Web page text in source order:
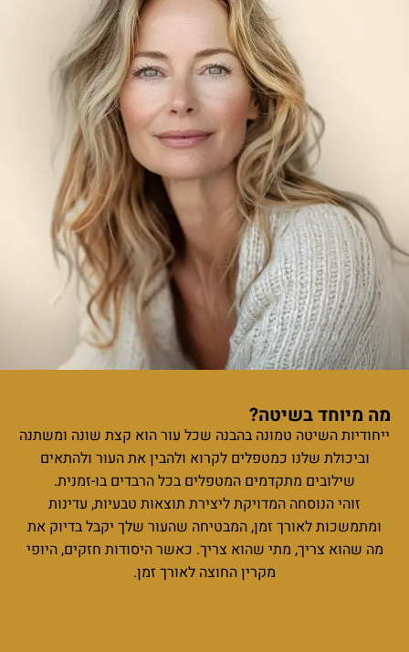
בשיטה?
השיטה טמונה בהבנה שכל עור הוא קצת שונה ומשתנה
שלנו כמטפלים לקרוא ולהבין את העור ולהתאים
מתקדמים המטפלים בכל הרבדים בו-זמנית.
הנוסחה המדויקת ליצירת תוצאות טבעיות, עדינות
לאורך זמן, המבטיחה שהעור שלך יקבל בדיוק את
צריך, מתי שהוא צריך. כאשר היסודות חזקים, היופי
מקרין החוצה לאורך זמן.